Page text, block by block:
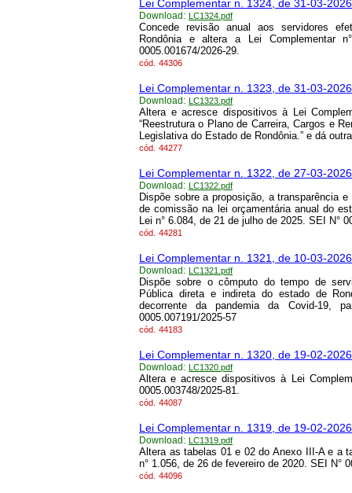
Lei Complementar n. 1324, de 31-03-2026
Download: LC1324.pdf
Concede revisão anual aos servidores
Rondônia e altera a Lei Complementar
0005.001674/2026-29.
cód. 44306
Lei Complementar n. 1323, de 31-03-2026
Download: LC1323.pdf
Altera e acresce dispositivos à Lei
“Reestrutura o Plano de Carreira, Cargos e
Legislativa do Estado de Rondônia.” e dá
cód. 44277
Lei Complementar n. 1322, de 27-03-2026
Download: LC1322.pdf
Dispõe sobre a proposição, a transparência
de comissão na lei orçamentária anual do
Lei n° 6.084, de 21 de julho de 2025. SEI N°
cód. 44281
Lei Complementar n. 1321, de 10-03-2026
Download: LC1321.pdf
Dispõe sobre o cômputo do tempo de
Pública direta e indireta do estado de
decorrente da pandemia da Covid-19,
0005.007191/2025-57
cód. 44183
Lei Complementar n. 1320, de 19-02-2026
Download: LC1320.pdf
Altera e acresce dispositivos à Lei
0005.003748/2025-81.
cód. 44087
Lei Complementar n. 1319, de 19-02-2026
Download: LC1319.pdf
Altera as tabelas 01 e 02 do Anexo III-A e a
n° 1.056, de 26 de fevereiro de 2020. SEI N°
cód. 44096